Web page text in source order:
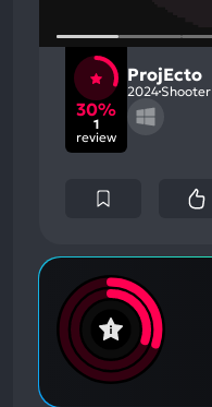
30%
1
review
ProjEcto
2024 Shooter